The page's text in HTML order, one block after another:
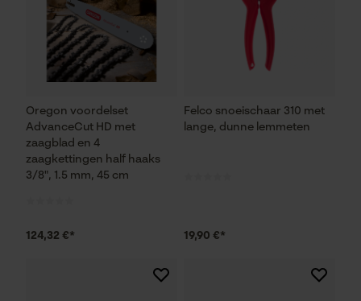
Oregon voordelset
AdvanceCut HD met
zaagblad en 4
zaagkettingen half haaks
3/8", 1.5 mm, 45 cm
124,32 €*
Felco snoeischaar 310 met
lange, dunne lemmeten
19,90 €*